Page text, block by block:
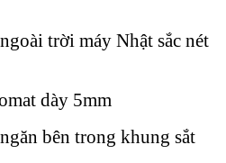
trời máy Nhật sắc nét
dày 5mm
bên trong khung sắt